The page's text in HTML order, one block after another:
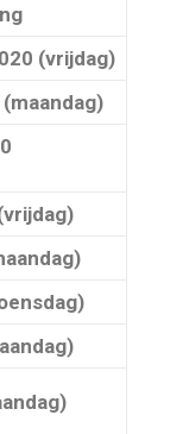
(vrijdag)